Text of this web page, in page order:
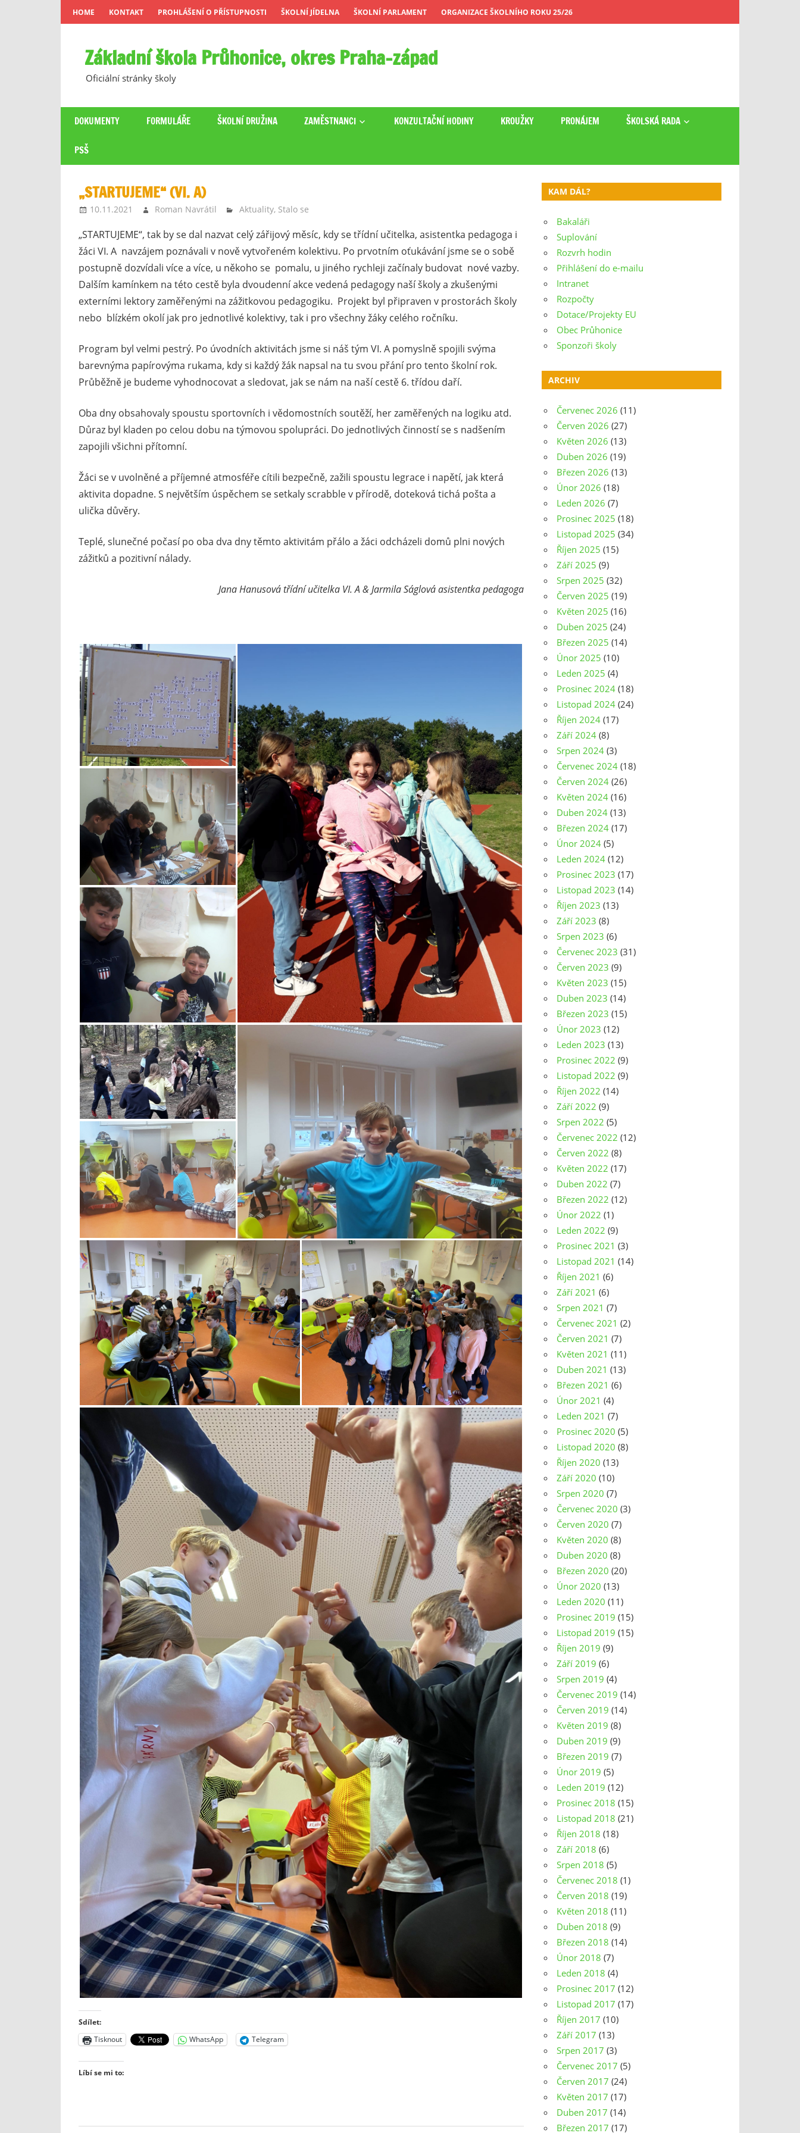
Skip
to
HOME KONTAKT PROHLÁŠENÍ O PŘÍSTUPNOSTI ŠKOLNÍ JÍDELNA ŠKOLNÍ PARLAMENT ORGANIZACE ŠKOLNÍHO ROKU 25/26
Základní škola Průhonice, okres Praha-západ
Oficiální stránky školy
DOKUMENTY FORMULÁŘE ŠKOLNÍ DRUŽINA ZAMĚSTNANCI KONZULTAČNÍ HODINY KROUŽKY PRONÁJEM ŠKOLSKÁ RADA
PSŠ
„STARTUJEME“ (VI. A)
10.11.2021 Roman Navrátil Aktuality, Stalo se
„STARTUJEME“, tak by se dal nazvat celý zářijový měsíc, kdy se třídní učitelka, asistentka pedagoga i
žáci VI. A navzájem poznávali v nově vytvořeném kolektivu. Po prvotním oťukávání jsme se o sobě
postupně dozvídali více a více, u někoho se pomalu, u jiného rychleji začínaly budovat nové vazby.
Dalším kamínkem na této cestě byla dvoudenní akce vedená pedagogy naší školy a zkušenými
externími lektory zaměřenými na zážitkovou pedagogiku. Projekt byl připraven v prostorách školy
nebo blízkém okolí jak pro jednotlivé kolektivy, tak i pro všechny žáky celého ročníku.
Program byl velmi pestrý. Po úvodních aktivitách jsme si náš tým VI. A pomyslně spojili svýma
barevnýma papírovýma rukama, kdy si každý žák napsal na tu svou přání pro tento školní rok.
Průběžně je budeme vyhodnocovat a sledovat, jak se nám na naší cestě 6. třídou daří.
Oba dny obsahovaly spoustu sportovních i vědomostních soutěží, her zaměřených na logiku atd.
Důraz byl kladen po celou dobu na týmovou spolupráci. Do jednotlivých činností se s nadšením
zapojili všichni přítomní.
Žáci se v uvolněné a příjemné atmosféře cítili bezpečně, zažili spoustu legrace i napětí, jak která
aktivita dopadne. S největším úspěchem se setkaly scrabble v přírodě, doteková tichá pošta a
ulička důvěry.
Teplé, slunečné počasí po oba dva dny těmto aktivitám přálo a žáci odcházeli domů plni nových
zážitků a pozitivní nálady.
Jana Hanusová třídní učitelka VI. A & Jarmila Ságlová asistentka pedagoga
Sdílet:
Tisknout
WhatsApp Telegram
Líbí se mi to:
KAM DÁL?
Bakaláři
Suplování
Rozvrh hodin
Přihlášení do e-mailu
Intranet
Rozpočty
Dotace/Projekty EU
Obec Průhonice
Sponzoři školy
ARCHIV
Červenec 2026 (11)
Červen 2026 (27)
Květen 2026 (13)
Duben 2026 (19)
Březen 2026 (13)
Únor 2026 (18)
Leden 2026 (7)
Prosinec 2025 (18)
Listopad 2025 (34)
Říjen 2025 (15)
Září 2025 (9)
Srpen 2025 (32)
Červen 2025 (19)
Květen 2025 (16)
Duben 2025 (24)
Březen 2025 (14)
Únor 2025 (10)
Leden 2025 (4)
Prosinec 2024 (18)
Listopad 2024 (24)
Říjen 2024 (17)
Září 2024 (8)
Srpen 2024 (3)
Červenec 2024 (18)
Červen 2024 (26)
Květen 2024 (16)
Duben 2024 (13)
Březen 2024 (17)
Únor 2024 (5)
Leden 2024 (12)
Prosinec 2023 (17)
Listopad 2023 (14)
Říjen 2023 (13)
Září 2023 (8)
Srpen 2023 (6)
Červenec 2023 (31)
Červen 2023 (9)
Květen 2023 (15)
Duben 2023 (14)
Březen 2023 (15)
Únor 2023 (12)
Leden 2023 (13)
Prosinec 2022 (9)
Listopad 2022 (9)
Říjen 2022 (14)
Září 2022 (9)
Srpen 2022 (5)
Červenec 2022 (12)
Červen 2022 (8)
Květen 2022 (17)
Duben 2022 (7)
Březen 2022 (12)
Únor 2022 (1)
Leden 2022 (9)
Prosinec 2021 (3)
Listopad 2021 (14)
Říjen 2021 (6)
Září 2021 (6)
Srpen 2021 (7)
Červenec 2021 (2)
Červen 2021 (7)
Květen 2021 (11)
Duben 2021 (13)
Březen 2021 (6)
Únor 2021 (4)
Leden 2021 (7)
Prosinec 2020 (5)
Listopad 2020 (8)
Říjen 2020 (13)
Září 2020 (10)
Srpen 2020 (7)
Červenec 2020 (3)
Červen 2020 (7)
Květen 2020 (8)
Duben 2020 (8)
Březen 2020 (20)
Únor 2020 (13)
Leden 2020 (11)
Prosinec 2019 (15)
Listopad 2019 (15)
Říjen 2019 (9)
Září 2019 (6)
Srpen 2019 (4)
Červenec 2019 (14)
Červen 2019 (14)
Květen 2019 (8)
Duben 2019 (9)
Březen 2019 (7)
Únor 2019 (5)
Leden 2019 (12)
Prosinec 2018 (15)
Listopad 2018 (21)
Říjen 2018 (18)
Září 2018 (6)
Srpen 2018 (5)
Červenec 2018 (1)
Červen 2018 (19)
Květen 2018 (11)
Duben 2018 (9)
Březen 2018 (14)
Únor 2018 (7)
Leden 2018 (4)
Prosinec 2017 (12)
Listopad 2017 (17)
Říjen 2017 (10)
Září 2017 (13)
Srpen 2017 (3)
Červenec 2017 (5)
Červen 2017 (24)
Květen 2017 (17)
Duben 2017 (14)
Březen 2017 (17)